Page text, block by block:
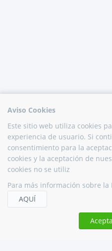
Aviso Cookies
Este sitio web utiliza cookies
experiencia de usuario. Si
consentimiento para la
cookies y la aceptación de
cookies no se utiliz
Para más información sobre la
AQUÍ